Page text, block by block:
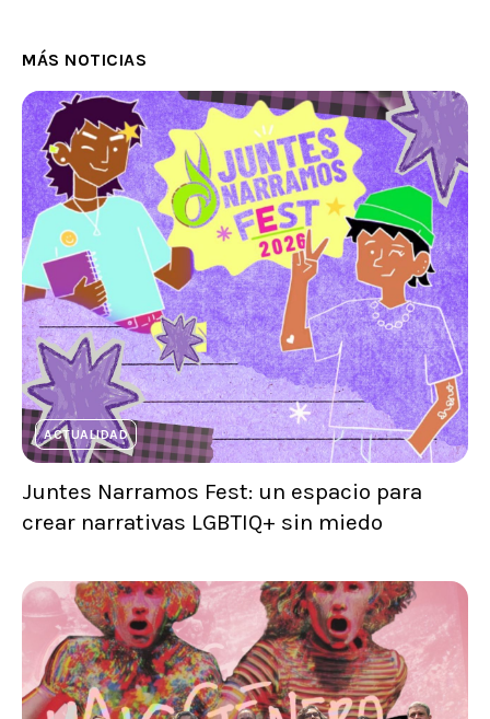
MÁS NOTICIAS
ACTUALIDAD
Juntes Narramos Fest: un espacio para
crear narrativas LGBTIQ+ sin miedo